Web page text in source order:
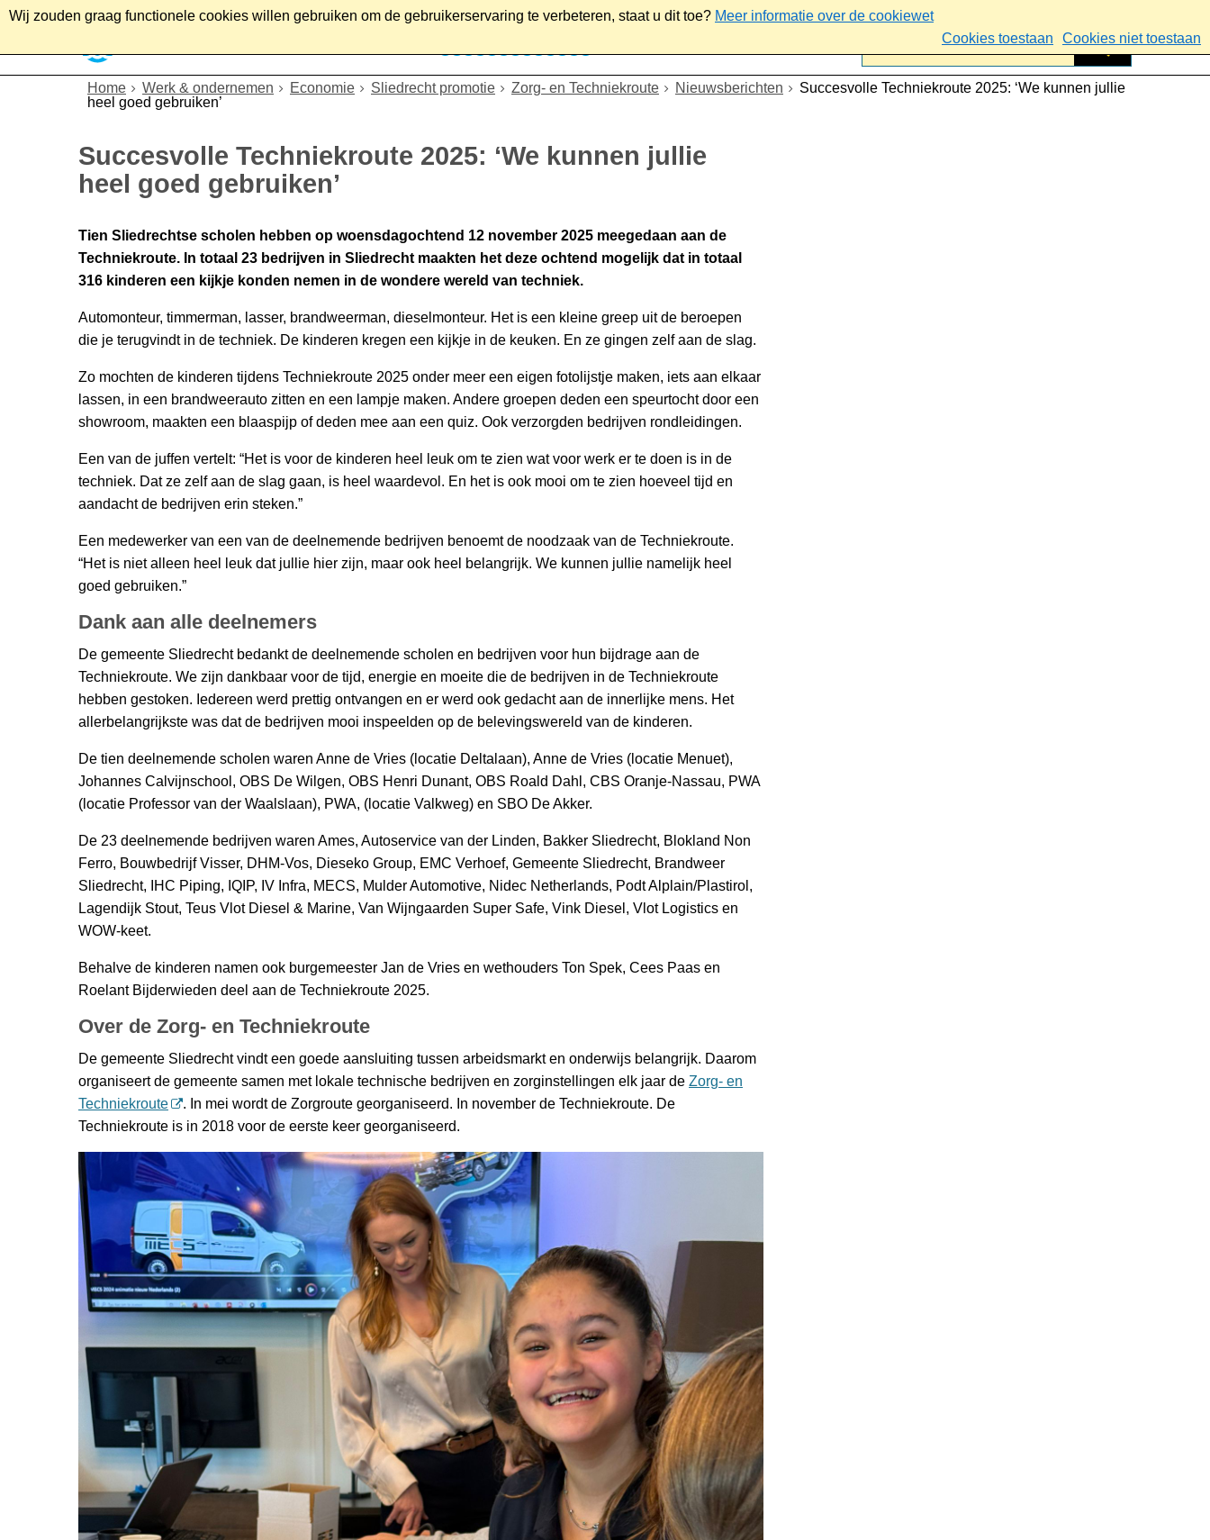
Wij zouden graag functionele cookies willen gebruiken om de gebruikerservaring te verbeteren, staat u dit toe? Meer informatie over de cookiewet
Cookies toestaan
Cookies niet toestaan
Home Werk & ondernemen Economie Sliedrecht promotie Zorg- en Techniekroute Nieuwsberichten
Succesvolle Techniekroute 2025: ‘We kunnen jullie
heel goed gebruiken’
Succesvolle Techniekroute 2025: ‘We kunnen jullie
heel goed gebruiken’
Tien Sliedrechtse scholen hebben op woensdagochtend 12 november 2025 meegedaan aan de
Techniekroute. In totaal 23 bedrijven in Sliedrecht maakten het deze ochtend mogelijk dat in totaal
316 kinderen een kijkje konden nemen in de wondere wereld van techniek.
Automonteur, timmerman, lasser, brandweerman, dieselmonteur. Het is een kleine greep uit de beroepen
die je terugvindt in de techniek. De kinderen kregen een kijkje in de keuken. En ze gingen zelf aan de slag.
Zo mochten de kinderen tijdens Techniekroute 2025 onder meer een eigen fotolijstje maken, iets aan elkaar
lassen, in een brandweerauto zitten en een lampje maken. Andere groepen deden een speurtocht door een
showroom, maakten een blaaspijp of deden mee aan een quiz. Ook verzorgden bedrijven rondleidingen.
Een van de juffen vertelt: “Het is voor de kinderen heel leuk om te zien wat voor werk er te doen is in de
techniek. Dat ze zelf aan de slag gaan, is heel waardevol. En het is ook mooi om te zien hoeveel tijd en
aandacht de bedrijven erin steken.”
Een medewerker van een van de deelnemende bedrijven benoemt de noodzaak van de Techniekroute.
“Het is niet alleen heel leuk dat jullie hier zijn, maar ook heel belangrijk. We kunnen jullie namelijk heel
goed gebruiken.”
Dank aan alle deelnemers
De gemeente Sliedrecht bedankt de deelnemende scholen en bedrijven voor hun bijdrage aan de
Techniekroute. We zijn dankbaar voor de tijd, energie en moeite die de bedrijven in de Techniekroute
hebben gestoken. Iedereen werd prettig ontvangen en er werd ook gedacht aan de innerlijke mens. Het
allerbelangrijkste was dat de bedrijven mooi inspeelden op de belevingswereld van de kinderen.
De tien deelnemende scholen waren Anne de Vries (locatie Deltalaan), Anne de Vries (locatie Menuet),
Johannes Calvijnschool, OBS De Wilgen, OBS Henri Dunant, OBS Roald Dahl, CBS Oranje-Nassau, PWA
(locatie Professor van der Waalslaan), PWA, (locatie Valkweg) en SBO De Akker.
De 23 deelnemende bedrijven waren Ames, Autoservice van der Linden, Bakker Sliedrecht, Blokland Non
Ferro, Bouwbedrijf Visser, DHM-Vos, Dieseko Group, EMC Verhoef, Gemeente Sliedrecht, Brandweer
Sliedrecht, IHC Piping, IQIP, IV Infra, MECS, Mulder Automotive, Nidec Netherlands, Podt Alplain/Plastirol,
Lagendijk Stout, Teus Vlot Diesel & Marine, Van Wijngaarden Super Safe, Vink Diesel, Vlot Logistics en
WOW-keet.
Behalve de kinderen namen ook burgemeester Jan de Vries en wethouders Ton Spek, Cees Paas en
Roelant Bijderwieden deel aan de Techniekroute 2025.
Over de Zorg- en Techniekroute
De gemeente Sliedrecht vindt een goede aansluiting tussen arbeidsmarkt en onderwijs belangrijk. Daarom
organiseert de gemeente samen met lokale technische bedrijven en zorginstellingen elk jaar de Zorg- en
Techniekroute
. In mei wordt de Zorgroute georganiseerd. In november de Techniekroute. De
Techniekroute is in 2018 voor de eerste keer georganiseerd.